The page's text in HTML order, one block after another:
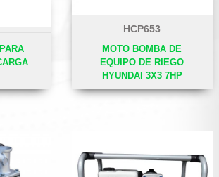
HCP653
MOTO BOMBA DE
EQUIPO DE RIEGO
HYUNDAI 3X3 7HP